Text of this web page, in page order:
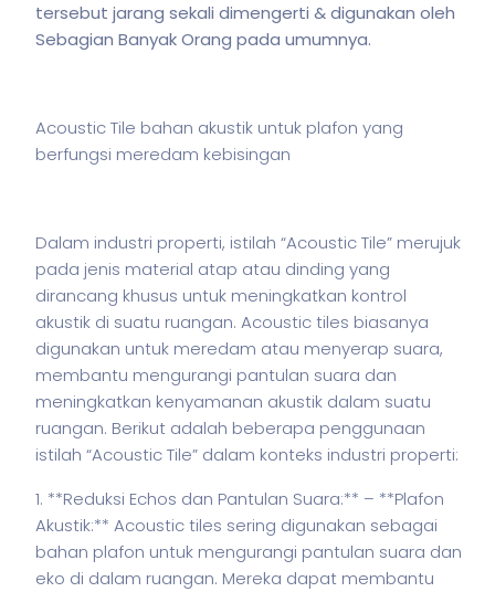
tersebut jarang sekali dimengerti & digunakan oleh
Sebagian Banyak Orang pada umumnya.
Acoustic Tile bahan akustik untuk plafon yang
berfungsi meredam kebisingan
Dalam industri properti, istilah “Acoustic Tile” merujuk
pada jenis material atap atau dinding yang
dirancang khusus untuk meningkatkan kontrol
akustik di suatu ruangan. Acoustic tiles biasanya
digunakan untuk meredam atau menyerap suara,
membantu mengurangi pantulan suara dan
meningkatkan kenyamanan akustik dalam suatu
ruangan. Berikut adalah beberapa penggunaan
istilah “Acoustic Tile” dalam konteks industri properti:
1. **Reduksi Echos dan Pantulan Suara:** – **Plafon
Akustik:** Acoustic tiles sering digunakan sebagai
bahan plafon untuk mengurangi pantulan suara dan
eko di dalam ruangan. Mereka dapat membantu